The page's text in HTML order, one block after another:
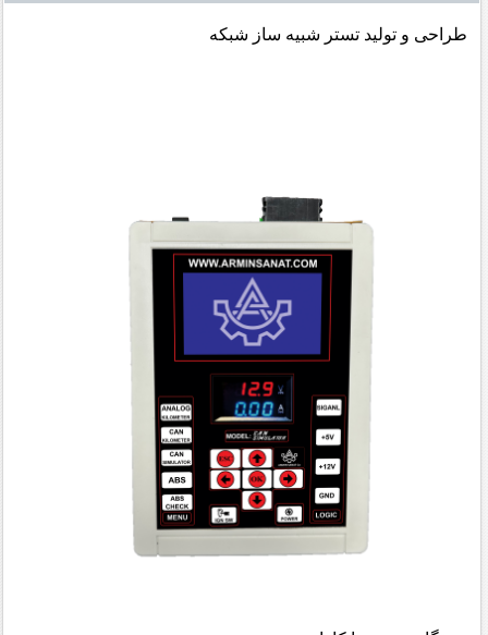
طراحی و تولید تستر شبیه ساز شبکه